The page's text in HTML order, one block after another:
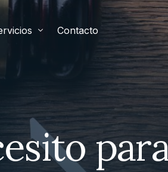
Contacto